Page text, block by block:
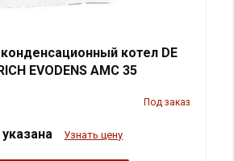
котел DE
EVODENS AMC 35
Под заказ
Узнать цену